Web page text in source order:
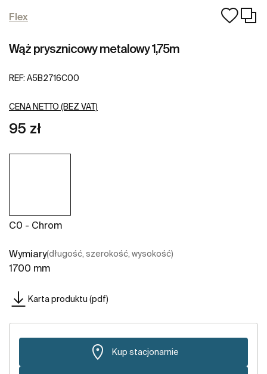
Flex
Wąż prysznicowy metalowy 1,75m
REF: A5B2716C00
CENA NETTO (BEZ VAT)
95 zł
C0 - Chrom
Wymiary(długość, szerokość, wysokość)
1700 mm
Karta produktu (pdf)
Kup stacjonarnie